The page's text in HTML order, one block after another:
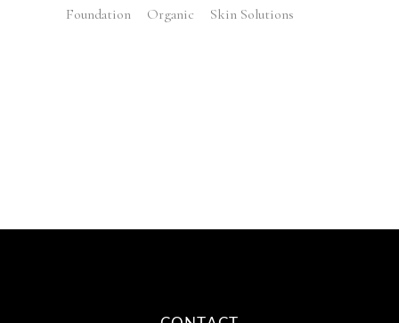
Foundation
Organic Skin Solutions